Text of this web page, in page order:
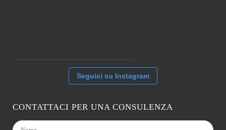
Seguici su Instagram
CONTATTACI PER UNA CONSULENZA